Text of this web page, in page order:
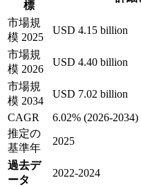
標
市場規
模 2025
USD 4.15 billion
市場規
模 2026
USD 4.40 billion
市場規
模 2034
USD 7.02 billion
CAGR
6.02% (2026-2034)
推定の
基準年
2025
過去デ
ータ
2022-2024